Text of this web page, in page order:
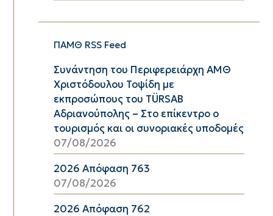
ΠΑΜΘ RSS Feed
Συνάντηση του Περιφερειάρχη ΑΜΘ
Χριστόδουλου Τοψίδη με
εκπροσώπους του TÜRSAB
Αδριανούπολης – Στο επίκεντρο ο
τουρισμός και οι συνοριακές υποδομές
07/08/2026
2026 Απόφαση 763
07/08/2026
2026 Απόφαση 762